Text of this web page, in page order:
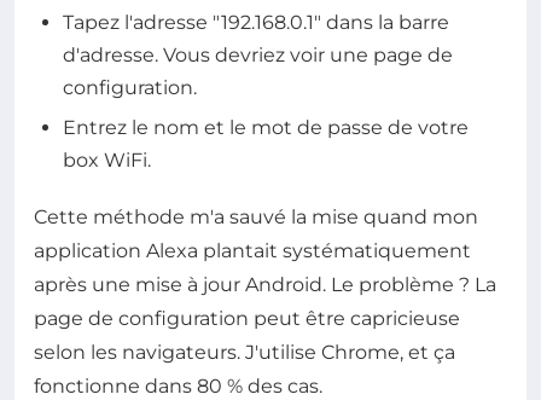
Tapez l'adresse "192.168.0.1" dans la barre
d'adresse. Vous devriez voir une page de
configuration.
Entrez le nom et le mot de passe de votre
box WiFi.
Cette méthode m'a sauvé la mise quand mon
application Alexa plantait systématiquement
après une mise à jour Android. Le problème ? La
page de configuration peut être capricieuse
selon les navigateurs. J'utilise Chrome, et ça
fonctionne dans 80 % des cas.